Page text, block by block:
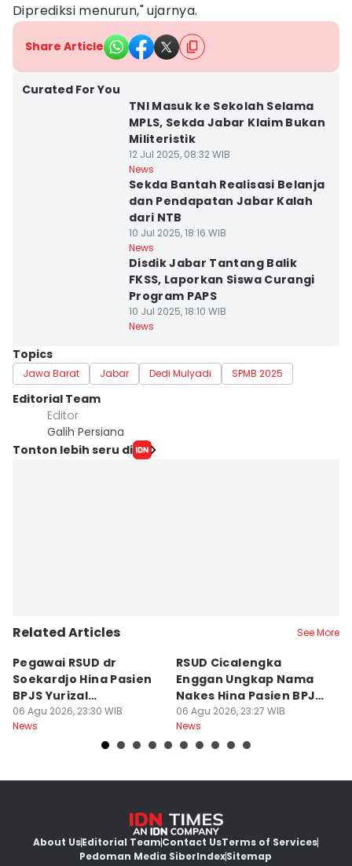
Diprediksi menurun," ujarnya.
Share Article
Curated For You
TNI Masuk ke Sekolah Selama
MPLS, Sekda Jabar Klaim Bukan
Militeristik
12 Jul 2025, 08:32 WIB
News
Sekda Bantah Realisasi Belanja
dan Pendapatan Jabar Kalah
dari NTB
10 Jul 2025, 18:16 WIB
News
Disdik Jabar Tantang Balik
FKSS, Laporkan Siswa Curangi
Program PAPS
10 Jul 2025, 18:10 WIB
News
Topics
Jawa Barat Jabar Dedi Mulyadi SPMB 2025
Editorial Team
Editor
Galih Persiana
Tonton lebih seru di
Related Articles See More
Pegawai RSUD dr
Soekardjo Hina Pasien
BPJS Yurizal
Mengundurkan Diri
06 Agu 2026, 23:30 WIB
News
RSUD Cicalengka
Enggan Ungkap Nama
Nakes Hina Pasien BPJS
Yurizal
06 Agu 2026, 23:27 WIB
News
About UsEditorial TeamContact UsTerms of Services
Pedoman Media SiberIndexSitemap